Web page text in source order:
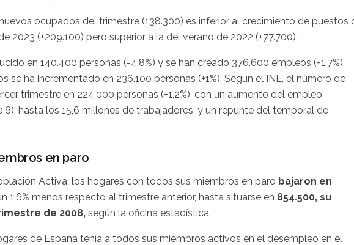
ocupados del trimestre (138.300) es inferior al crecimiento de puestos
2023 (+209.100) pero superior a la del verano de 2022 (+77.700).
en 140.400 personas (-4,8%) y se han creado 376.600 empleos (+1,7%),
se ha incrementado en 236.100 personas (+1%). Según el INE, el número de
trimestre en 224.000 personas (+1,2%), con un aumento del empleo
hasta los 15,6 millones de trabajadores, y un repunte del temporal de
en paro
Activa, los hogares con todos sus miembros en paro bajaron en
1,6% menos respecto al trimestre anterior, hasta situarse en 854.500, su
de 2008, según la oficina estadística.
de España tenía a todos sus miembros activos en el desempleo en el